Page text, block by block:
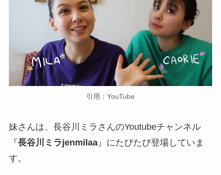
引用：YouTube
妹さんは、長谷川ミラさんのYoutubeチャンネル
『長谷川ミラjenmilaa』にたびたび登場していま
す。